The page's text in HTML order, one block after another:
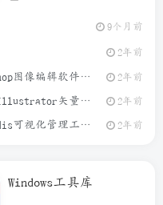
9个月前
2年前
像编辑软件介绍 2年前
图形设计软件介绍 2年前
化管理工具介绍 2年前
Windows工具库